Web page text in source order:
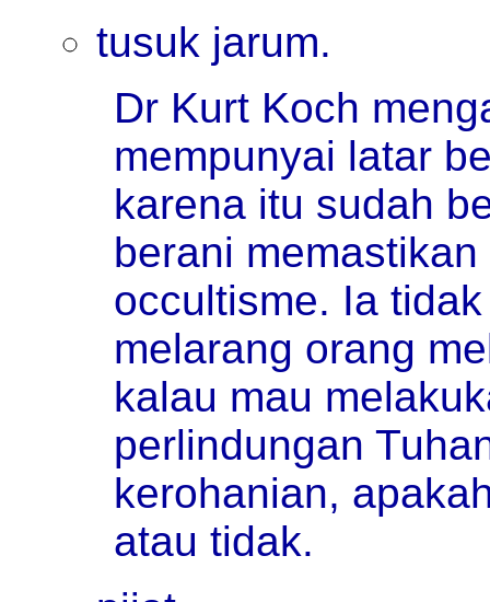
tusuk jarum.
Dr Kurt Koch
mempunyai latar
karena itu sudah
berani
occultisme. Ia
melarang orang
kalau mau
perlindungan
kerohanian,
atau tidak.